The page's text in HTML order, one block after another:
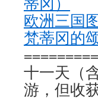
欧洲三国
梵蒂冈的
十一天（
游，但收